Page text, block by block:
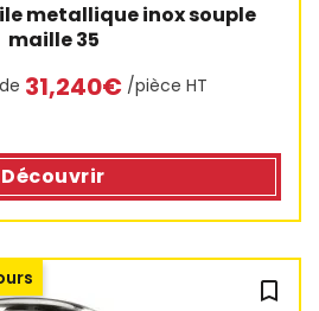
metallique inox souple
maille 35
31,240€ /pièce HT
Découvrir
bookmark_outline